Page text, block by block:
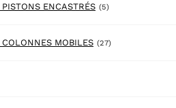
ENCASTRÉS (5)5 products
COLONNES MOBILES (27)27 products